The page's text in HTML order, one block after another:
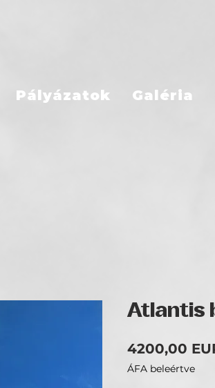
Pályázatok Galéria
Atlantis
4200,00
ÁFA beleértve